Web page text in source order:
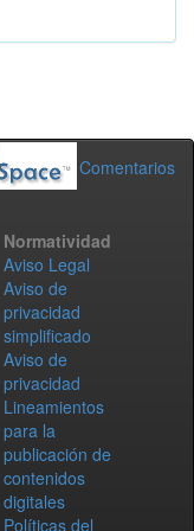
Comentarios
Normatividad
Aviso Legal
Aviso de
privacidad
simplificado
Aviso de
privacidad
Lineamientos
para la
publicación de
contenidos
digitales
Políticas del